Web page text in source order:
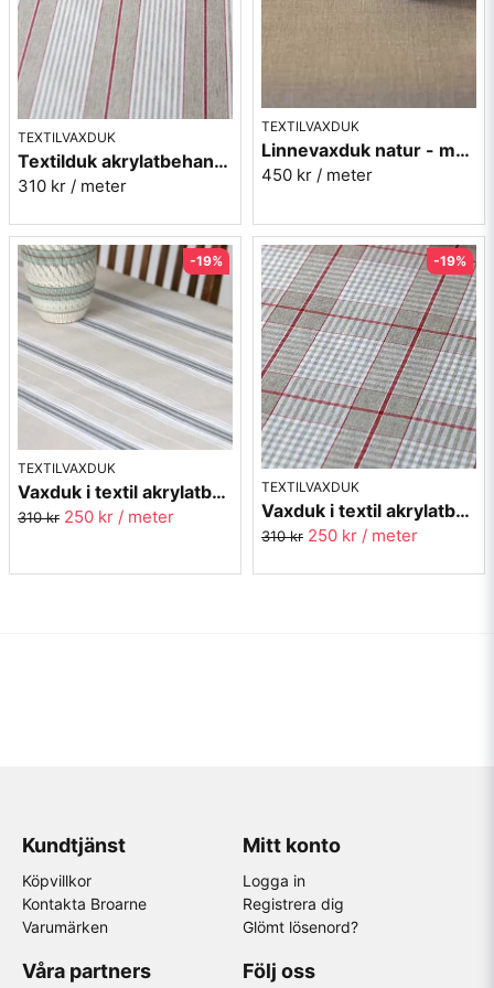
TEXTILVAXDUK
Textilduk akrylatbehandlad - Sandhamn röd
310 kr / meter
TEXTILVAXDUK
Linnevaxduk natur - metervara
450 kr / meter
TEXTILVAXDUK
Vaxduk i textil akrylatbehandlad - Gränna - grå
310 kr 250 kr / meter
-19%
TEXTILVAXDUK
Vaxduk i textil akrylatbehandlad vaxduk - Visby röd
310 kr 250 kr / meter
-19%
Kundtjänst
Köpvillkor
Kontakta Broarne
Varumärken
Mitt konto
Logga in
Registrera dig
Glömt lösenord?
Våra partners Följ oss